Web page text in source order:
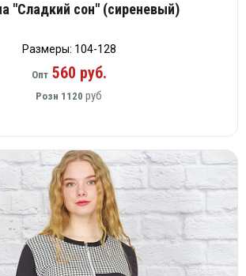
"Сладкий сон" (сиреневый)
Размеры: 104-128
Опт560 руб.
Розн 1120 руб